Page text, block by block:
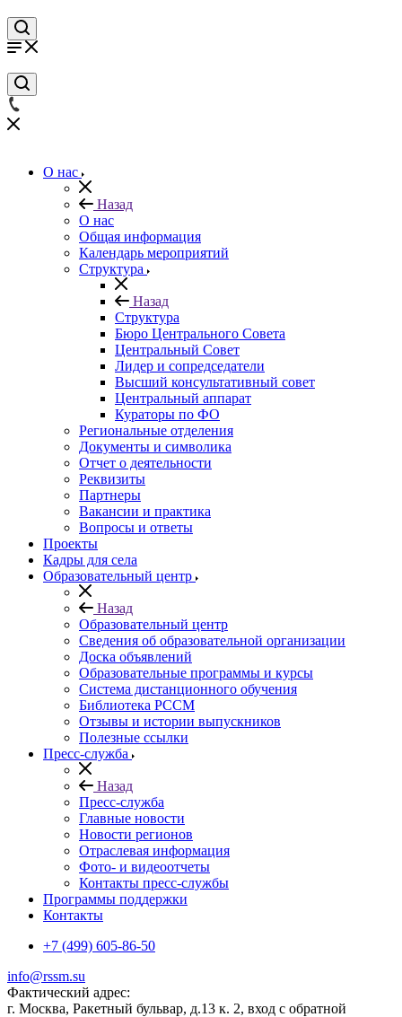
О нас
Назад
О нас
Общая информация
Календарь мероприятий
Структура
Назад
Структура
Бюро Центрального Совета
Центральный Совет
Лидер и сопредседатели
Высший консультативный совет
Центральный аппарат
Кураторы по ФО
Региональные отделения
Документы и символика
Отчет о деятельности
Реквизиты
Партнеры
Вакансии и практика
Вопросы и ответы
Проекты
Кадры для села
Образовательный центр
Назад
Образовательный центр
Сведения об образовательной организации
Доска объявлений
Образовательные программы и курсы
Система дистанционного обучения
Библиотека РССМ
Отзывы и истории выпускников
Полезные ссылки
Пресс-служба
Назад
Пресс-служба
Главные новости
Новости регионов
Отраслевая информация
Фото- и видеоотчеты
Контакты пресс-службы
Программы поддержки
Контакты
+7 (499) 605-86-50
info@rssm.su
Фактический адрес:
г. Москва, Ракетный бульвар, д.13 к. 2, вход с обратной